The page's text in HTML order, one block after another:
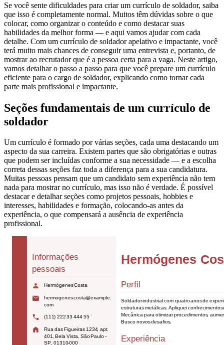
Se você sente dificuldades para criar um currículo de soldador, saiba
que isso é completamente normal. Muitos têm dúvidas sobre o que
colocar, como organizar o conteúdo e como destacar suas
habilidades da melhor forma — e aqui vamos ajudar com cada
detalhe. Com um currículo de soldador apelativo e impactante, você
terá muito mais chances de conseguir uma entrevista e, portanto, de
mostrar ao recrutador que é a pessoa certa para a vaga. Neste artigo,
vamos detalhar o passo a passo para que você prepare um currículo
eficiente para o cargo de soldador, explicando como tornar cada
parte mais profissional e impactante.
Seções fundamentais de um currículo de
soldador
Um currículo é formado por várias seções, cada uma destacando um
aspecto da sua carreira. Existem partes que são obrigatórias e outras
que podem ser incluídas conforme a sua necessidade — e a escolha
correta dessas seções faz toda a diferença para a sua candidatura.
Muitas pessoas pensam que um candidato sem experiência não tem
nada para mostrar no currículo, mas isso não é verdade. É possível
destacar e detalhar seções como projetos pessoais, hobbies e
interesses, habilidades e formação, colocando-as antes da
experiência, o que compensará a ausência de experiência
profissional.